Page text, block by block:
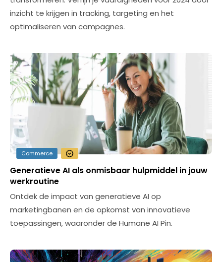
inzicht te krijgen in tracking, targeting en het
optimaliseren van campagnes.
Commerce
Generatieve AI als onmisbaar hulpmiddel in jouw
werkroutine
Ontdek de impact van generatieve AI op
marketingbanen en de opkomst van innovatieve
toepassingen, waaronder de Humane AI Pin.